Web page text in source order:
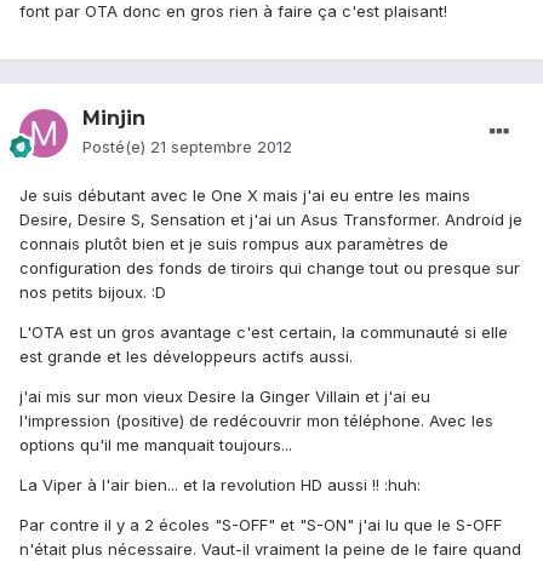
font par OTA donc en gros rien à faire ça c'est plaisant!
Minjin
Posté(e) 21 septembre 2012
Je suis débutant avec le One X mais j'ai eu entre les mains
Desire, Desire S, Sensation et j'ai un Asus Transformer. Android je
connais plutôt bien et je suis rompus aux paramètres de
configuration des fonds de tiroirs qui change tout ou presque sur
nos petits bijoux. :D
L'OTA est un gros avantage c'est certain, la communauté si elle
est grande et les développeurs actifs aussi.
j'ai mis sur mon vieux Desire la Ginger Villain et j'ai eu
l'impression (positive) de redécouvrir mon téléphone. Avec les
options qu'il me manquait toujours...
La Viper à l'air bien... et la revolution HD aussi !! :huh:
Par contre il y a 2 écoles "S-OFF" et "S-ON" j'ai lu que le S-OFF
n'était plus nécessaire. Vaut-il vraiment la peine de le faire quand